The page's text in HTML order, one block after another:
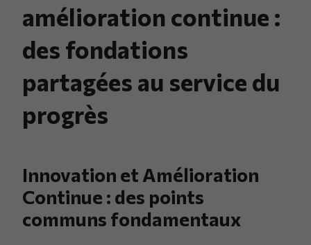
amélioration continue :
des fondations
partagées au service du
progrès
Innovation et Amélioration
Continue : des points
communs fondamentaux